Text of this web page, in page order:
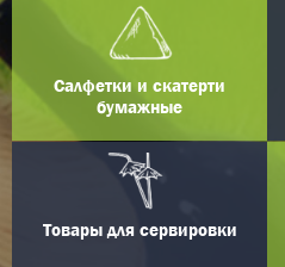
Салфетки и скатерти
бумажные
Товары для сервировки